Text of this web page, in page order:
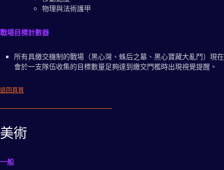
物理與法術護甲
戰場目標計數器
所有具繳交機制的戰場（黑心灣、蛛后之墓、黑心寶藏大亂鬥）現在
會於一支隊伍收集的目標數量足夠達到繳交門檻時出現視覺提醒。
返回頁首
美術
一般